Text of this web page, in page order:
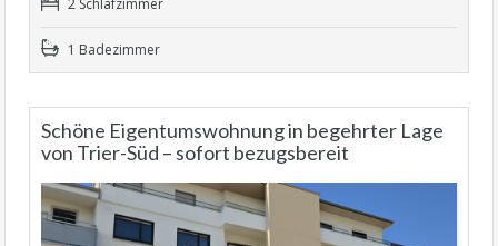
2 Schlafzimmer
1 Badezimmer
Schöne Eigentumswohnung in begehrter Lage
von Trier-Süd – sofort bezugsbereit